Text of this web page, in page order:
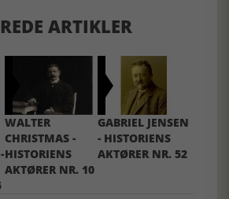
ARTIKLER
WALTER
CHRISTMAS -
HISTORIENS
AKTØRER NR. 10
GABRIEL JENSEN
- HISTORIENS
AKTØRER NR. 52